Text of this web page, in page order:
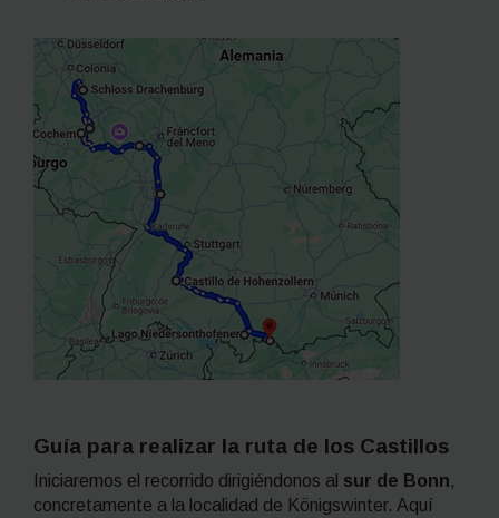
Guía para realizar la ruta de los Castillos
Iniciaremos el recorrido dirigiéndonos al sur de Bonn,
concretamente a la localidad de Königswinter. Aquí